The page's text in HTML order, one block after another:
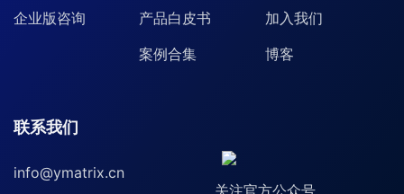
企业版咨询
产品白皮书
案例合集
加入我们
博客
联系我们
info@ymatrix.cn